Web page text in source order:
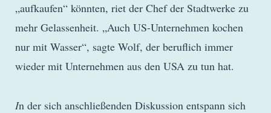
„aufkaufen“ könnten, riet der Chef der Stadtwerke zu
mehr Gelassenheit. „Auch US-Unternehmen kochen
nur mit Wasser“, sagte Wolf, der beruflich immer
wieder mit Unternehmen aus den USA zu tun hat.
In der sich anschließenden Diskussion entspann sich